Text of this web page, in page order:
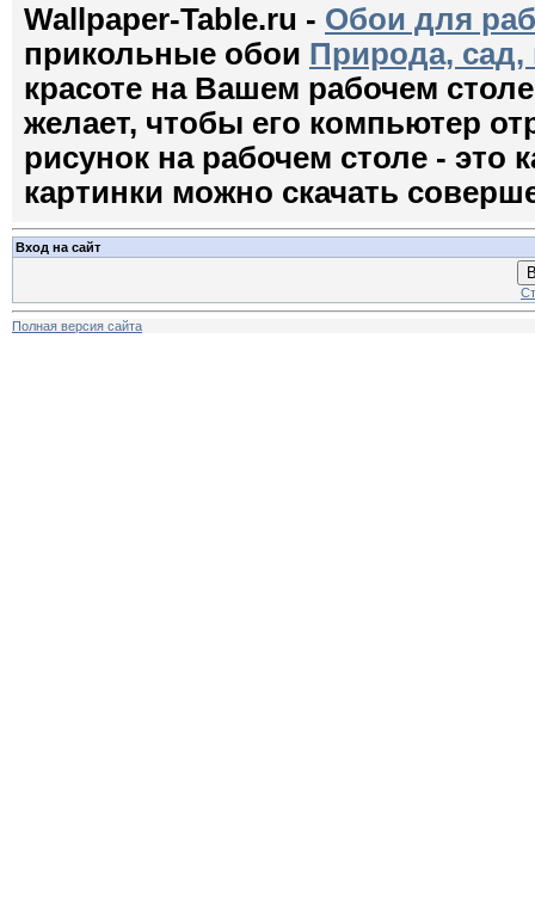
Wallpaper-Table.ru - Обои для
прикольные обои Природа, сад,
красоте на Вашем рабочем
желает, чтобы его компьютер
рисунок на рабочем столе - это
картинки можно скачать
Вход на сайт
Полная версия сайта